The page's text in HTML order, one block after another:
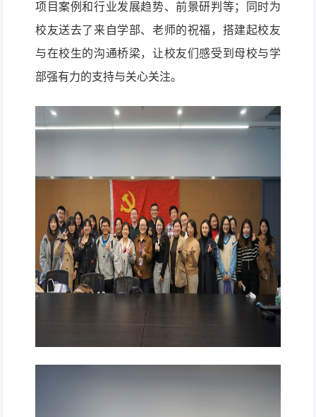
项目案例和行业发展趋势、前景研判 等； 同时为
校友送去了来自学部、老师的祝福，搭建起校友
与在校生的沟通桥梁，让校友们感受到母校与学
部强有力的支持与关心关注。